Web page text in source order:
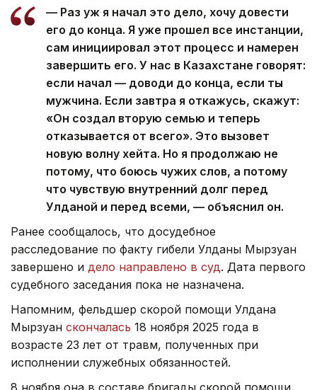
— Раз уж я начал это дело, хочу довести
его до конца. Я уже прошел все инстанции,
сам инициировал этот процесс и намерен
завершить его. У нас в Казахстане говорят:
если начал — доводи до конца, если ты
мужчина. Если завтра я откажусь, скажут:
«Он создал вторую семью и теперь
отказывается от всего». Это вызовет
новую волну хейта. Но я продолжаю не
потому, что боюсь чужих слов, а потому
что чувствую внутренний долг перед
Улданой и перед всеми, — объяснил он.
Ранее сообщалось, что досудебное
расследование по факту гибели Улданы Мырзуан
завершено и дело направлено в суд. Дата первого
судебного заседания пока не назначена.
Напомним, фельдшер скорой помощи Улдана
Мырзуан скончалась 18 ноября 2025 года в
возрасте 23 лет от травм, полученных при
исполнении служебных обязанностей.